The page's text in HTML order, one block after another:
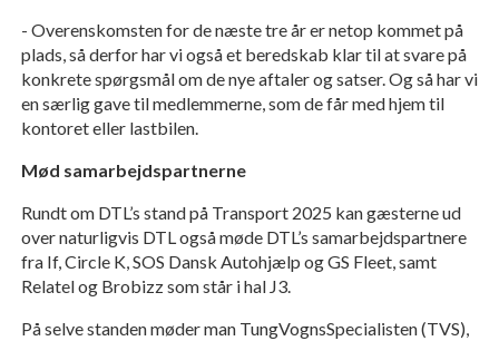
- Overenskomsten for de næste tre år er netop kommet på
plads, så derfor har vi også et beredskab klar til at svare på
konkrete spørgsmål om de nye aftaler og satser. Og så har vi
en særlig gave til medlemmerne, som de får med hjem til
kontoret eller lastbilen.
Mød samarbejdspartnerne
Rundt om DTL’s stand på Transport 2025 kan gæsterne ud
over naturligvis DTL også møde DTL’s samarbejdspartnere
fra If, Circle K, SOS Dansk Autohjælp og GS Fleet, samt
Relatel og Brobizz som står i hal J3.
På selve standen møder man TungVognsSpecialisten (TVS),